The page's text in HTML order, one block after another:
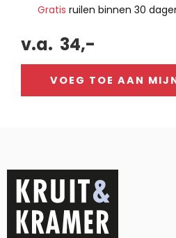
Gratis ruilen binnen 30
v.a. 34,-
VOEG TOE AAN